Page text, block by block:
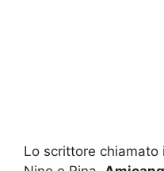
Lo scrittore